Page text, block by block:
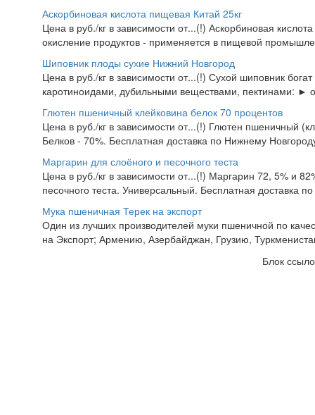
Аскорбиновая кислота пищевая Китай 25кг
Цена в руб./кг в зависимости от...(!) Аскорбиновая
окисление продуктов - применяется в пищевой
Шиповник плоды сухие Нижний Новгород
Цена в руб./кг в зависимости от...(!) Сухой шиповник
каротиноидами, дубильными веществами, пектинами:
Глютен пшеничный клейковина белок 70 процентов
Цена в руб./кг в зависимости от...(!) Глютен пшеничный
Белков - 70%. Бесплатная доставка по Нижнему
Маргарин для слоёного и песочного теста
Цена в руб./кг в зависимости от...(!) Маргарин 72, 5% и
песочного теста. Универсальный. Бесплатная доставка
Мука пшеничная Терек на экспорт
Один из лучших производителей муки пшеничной по
на Экспорт; Армению, Азербайджан, Грузию,
Блок